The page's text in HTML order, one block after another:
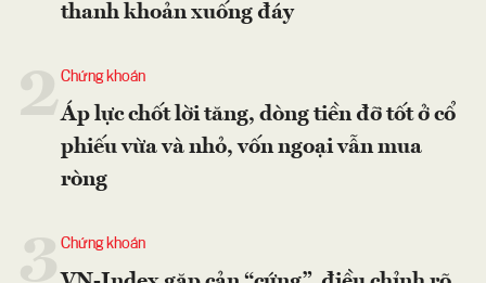
thanh khoản xuống đáy
2Chứng khoán
Áp lực chốt lời tăng, dòng tiền đỡ tốt ở cổ
phiếu vừa và nhỏ, vốn ngoại vẫn mua
ròng
Chứng khoán